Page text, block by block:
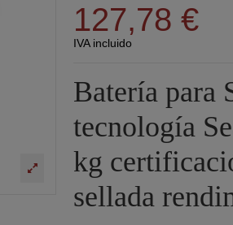
127,78 €
IVA incluido
Batería para
tecnología
kg
sellada